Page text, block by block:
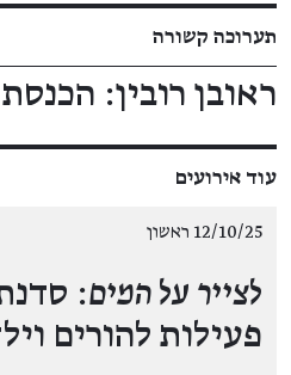
תערוכה קשורה
ראובן רובין:
עוד אירועים
12/10/25 ראשון
לצייר על המים:
פעילות להורים